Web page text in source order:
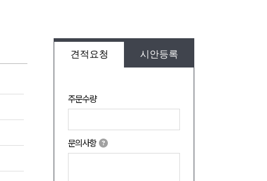
견적요청 시안등록
주문수량
문의사항